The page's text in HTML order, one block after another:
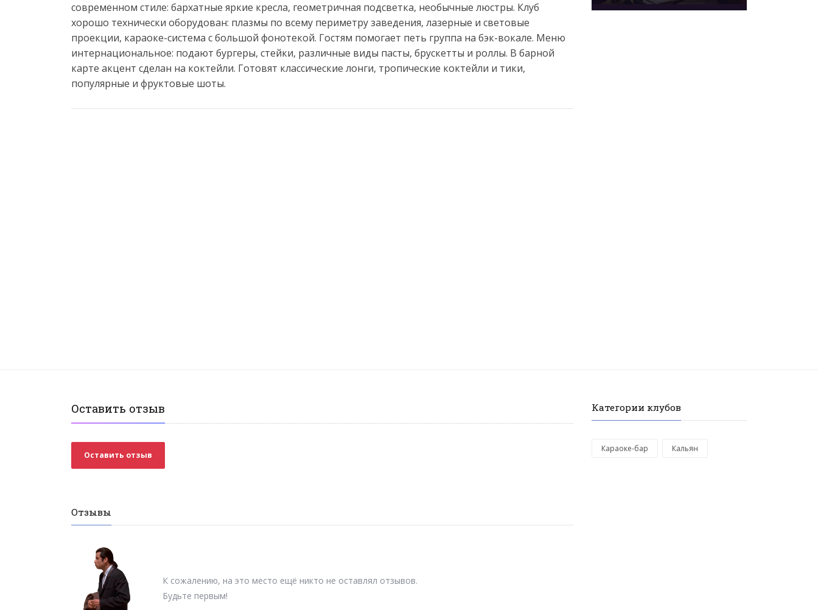
современном стиле: бархатные яркие кресла, геометричная подсветка, необычные люстры. Клуб
хорошо технически оборудован: плазмы по всему периметру заведения, лазерные и световые
проекции, караоке-система с большой фонотекой. Гостям помогает петь группа на бэк-вокале. Меню
интернациональное: подают бургеры, стейки, различные виды пасты, брускетты и роллы. В барной
карте акцент сделан на коктейли. Готовят классические лонги, тропические коктейли и тики,
популярные и фруктовые шоты.
Оставить отзыв
Оставить отзыв
Отзывы
К сожалению, на это место ещё никто не оставлял отзывов.
Будьте первым!
Категории клубов
Караоке-бар Кальян